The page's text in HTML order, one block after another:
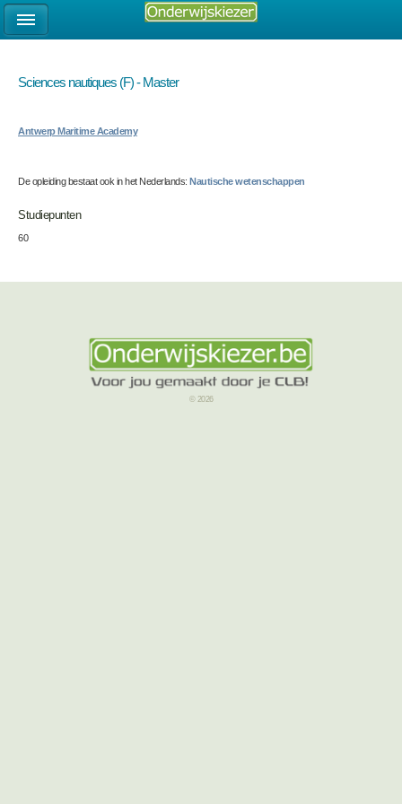
Sciences nautiques (F) - Master
Antwerp Maritime Academy
De opleiding bestaat ook in het Nederlands: Nautische wetenschappen
Studiepunten
60
© 2026